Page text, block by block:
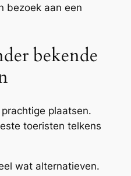
bezoek aan een
bekende
plaatsen.
toeristen telkens
wat alternatieven.